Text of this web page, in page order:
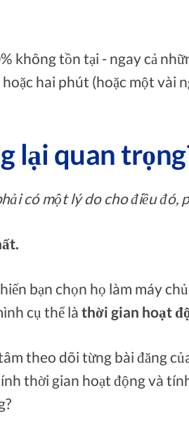
không tồn tại - ngay cả
hai phút (hoặc một vài
lại quan
có một lý do cho điều đó,
bạn chọn họ làm máy
cụ thể là thời gian hoạt
theo dõi từng bài đăng
thời gian hoạt động và